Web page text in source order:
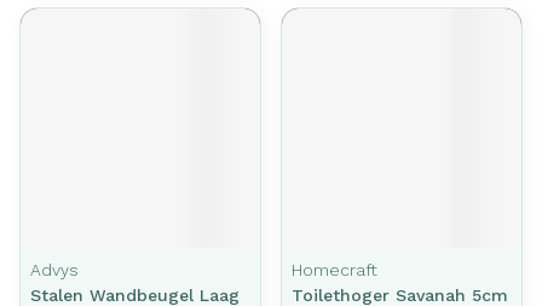
Advys
Stalen Wandbeugel Laag
Homecraft
Toilethoger Savanah 5cm